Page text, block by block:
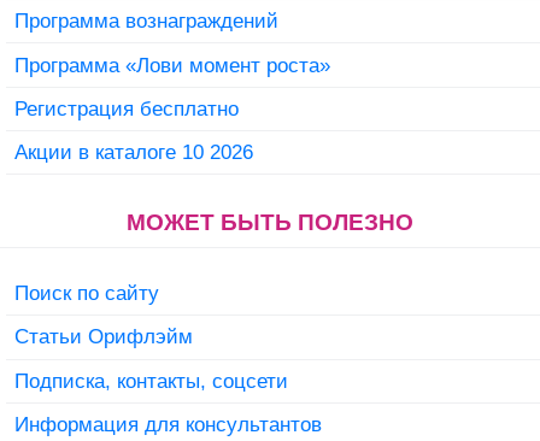
Программа вознаграждений
Программа «Лови момент роста»
Регистрация бесплатно
Акции в каталоге 10 2026
МОЖЕТ БЫТЬ ПОЛЕЗНО
Поиск по сайту
Статьи Орифлэйм
Подписка, контакты, соцсети
Информация для консультантов